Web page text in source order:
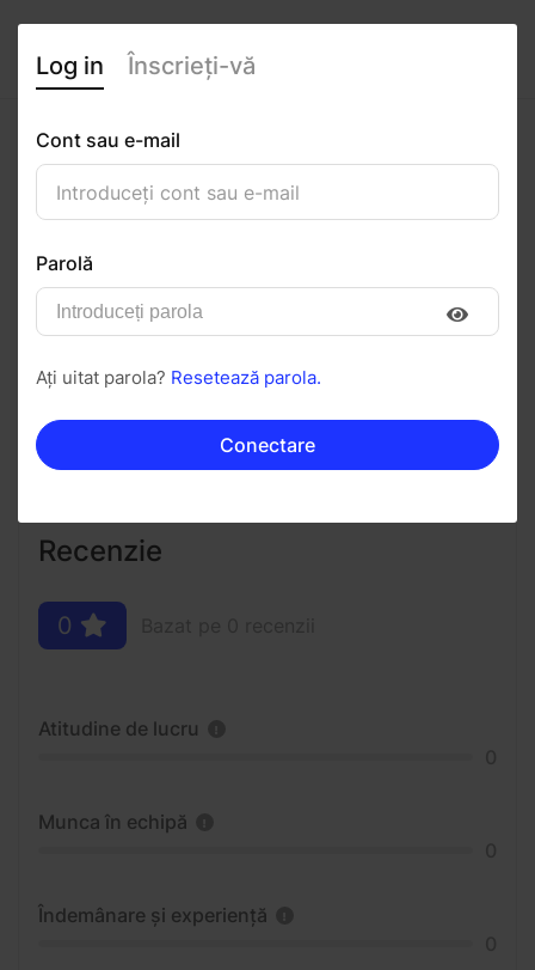
Iosub Lacramioara
Urmăriți Salvați în PDF
Invitați Mesaj
Recenzie
0
Atitudine de lucru
Munca în echipă
Îndemânare și experiență
Log in Înscrieți-vă
Cont sau e-mail
Parolă
Ați uitat parola? Resetează parola.
Conectare